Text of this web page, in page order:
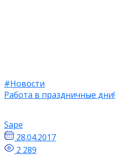
#Новости
Работа в праздничные дни!
Sape
28.04.2017
2 289